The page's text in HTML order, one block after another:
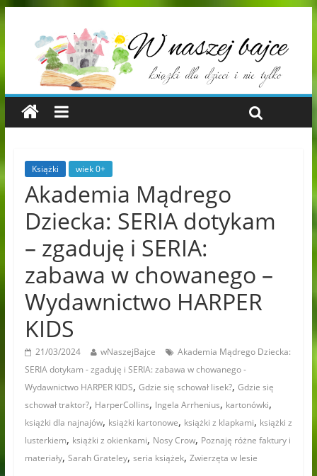
Książki wiek 0+
Akademia Mądrego
Dziecka: SERIA dotykam
– zgaduję i SERIA:
zabawa w chowanego –
Wydawnictwo HARPER
KIDS
21/03/2024 wNaszejBajce
Akademia Mądrego Dziecka:
SERIA dotykam - zgaduję i SERIA: zabawa w chowanego -
Wydawnictwo HARPER KIDS, Gdzie się schował lisek?, Gdzie się
schował traktor?, HarperCollins, Ingela Arrhenius, kartonówki,
książki dla najnajów, książki kartonowe, książki z klapkami, książki z
lusterkiem, książki z okienkami, Nosy Crow, Poznaję różne faktury i
materiały, Sarah Grateley, seria książek, Zwierzęta w lesie